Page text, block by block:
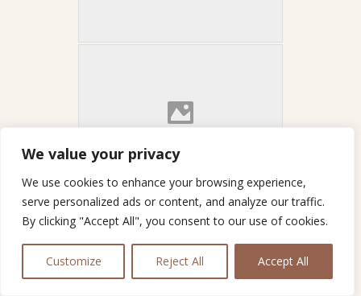
We value your privacy
We use cookies to enhance your browsing experience,
serve personalized ads or content, and analyze our traffic.
By clicking "Accept All", you consent to our use of cookies.
Customize Reject All Accept All